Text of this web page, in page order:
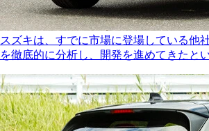
スズキは、すでに市場に登場している他
を徹底的に分析し、開発を進めてきたと